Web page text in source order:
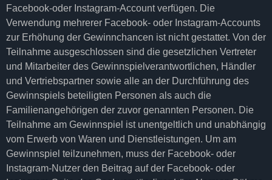
Facebook-oder Instagram-Account verfügen. Die
Verwendung mehrerer Facebook- oder Instagram-Accounts
zur Erhöhung der Gewinnchancen ist nicht gestattet. Von der
Teilnahme ausgeschlossen sind die gesetzlichen Vertreter
und Mitarbeiter des Gewinnspielverantwortlichen, Händler
und Vertriebspartner sowie alle an der Durchführung des
Gewinnspiels beteiligten Personen als auch die
Familienangehörigen der zuvor genannten Personen. Die
Teilnahme am Gewinnspiel ist unentgeltlich und unabhängig
vom Erwerb von Waren und Dienstleistungen. Um am
Gewinnspiel teilzunehmen, muss der Facebook- oder
Instagram-Nutzer den Beitrag auf der Facebook- oder